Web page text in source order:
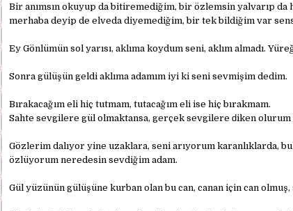
Bir anımsın okuyup da bitiremediğim, bir özlemsin yalvarıp
merhaba deyip de elveda diyemediğim, bir tek bildiğim var
Ey Gönlümün sol yarısı, aklıma koydum seni, aklım almadı.
Sonra gülüşün geldi aklıma adamım iyi ki seni sevmişim dedim.
Bırakacağım eli hiç tutmam, tutacağım eli ise hiç bırakmam.
Sahte sevgilere gül olmaktansa, gerçek sevgilere ԁiken olurum
Gözlerim dalıyor yine uzaklara, seni arıyorum karanlıklarda,
özlüyorum neredesin sevdiğim adam.
Gül yüzünün gülüşüne kurban olan bu can, canan için can